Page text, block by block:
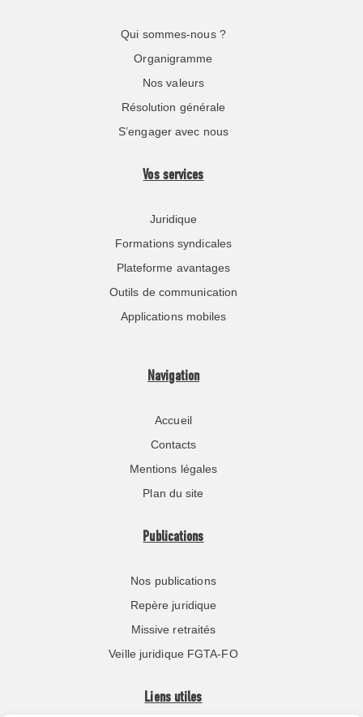
Qui sommes-nous ?
Organigramme
Nos valeurs
Résolution générale
S’engager avec nous
Vos services
Juridique
Formations syndicales
Plateforme avantages
Outils de communication
Applications mobiles
Navigation
Accueil
Contacts
Mentions légales
Plan du site
Publications
Nos publications
Repère juridique
Missive retraités
Veille juridique FGTA-FO
Liens utiles